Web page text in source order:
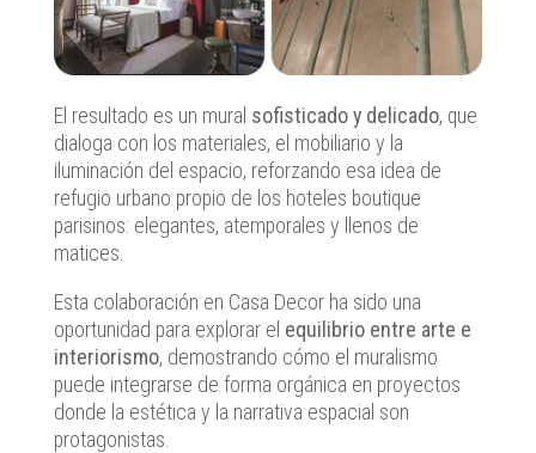
El resultado es un mural sofisticado y delicado, que
dialoga con los materiales, el mobiliario y la
iluminación del espacio, reforzando esa idea de
refugio urbano propio de los hoteles boutique
parisinos: elegantes, atemporales y llenos de
matices.
Esta colaboración en Casa Decor ha sido una
oportunidad para explorar el equilibrio entre arte e
interiorismo, demostrando cómo el muralismo
puede integrarse de forma orgánica en proyectos
donde la estética y la narrativa espacial son
protagonistas.